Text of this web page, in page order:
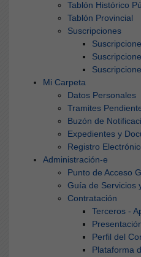
Tablón Histórico
Tablón Provincial
Suscripciones
Mi Carpeta
Datos Personales
Tramites
Buzón de
Expedientes y
Registro
Administración-e
Punto de Acceso
Guía de Servicios
Contratación
Terceros -
Perfil del
Plataforma